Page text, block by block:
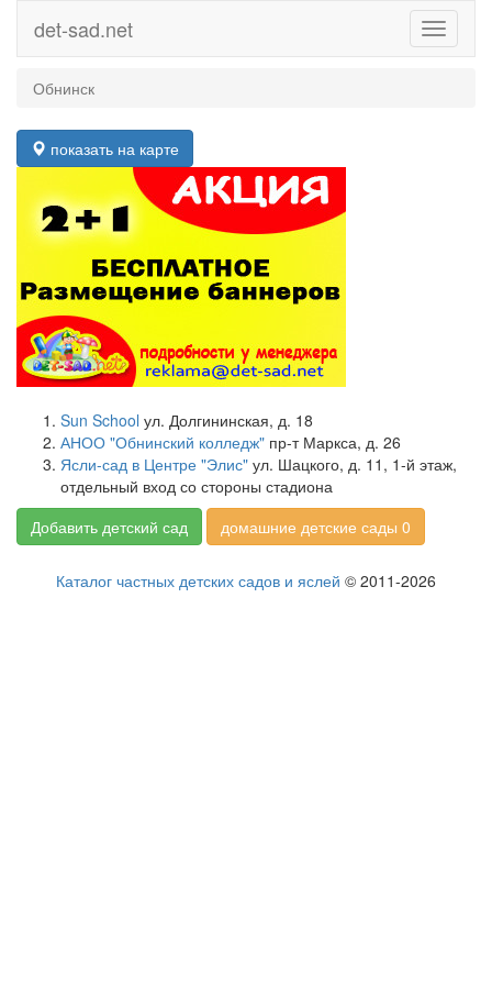
Toggle
det-sad.net
Обнинск
показать на карте
Sun School ул. Долгининская, д. 18
АНОО "Обнинский колледж" пр-т Маркса, д. 26
Ясли-сад в Центре "Элис" ул. Шацкого, д. 11, 1-й этаж,
отдельный вход со стороны стадиона
Добавить детский сад
домашние детские сады 0
Каталог частных детских садов и яслей © 2011-2026